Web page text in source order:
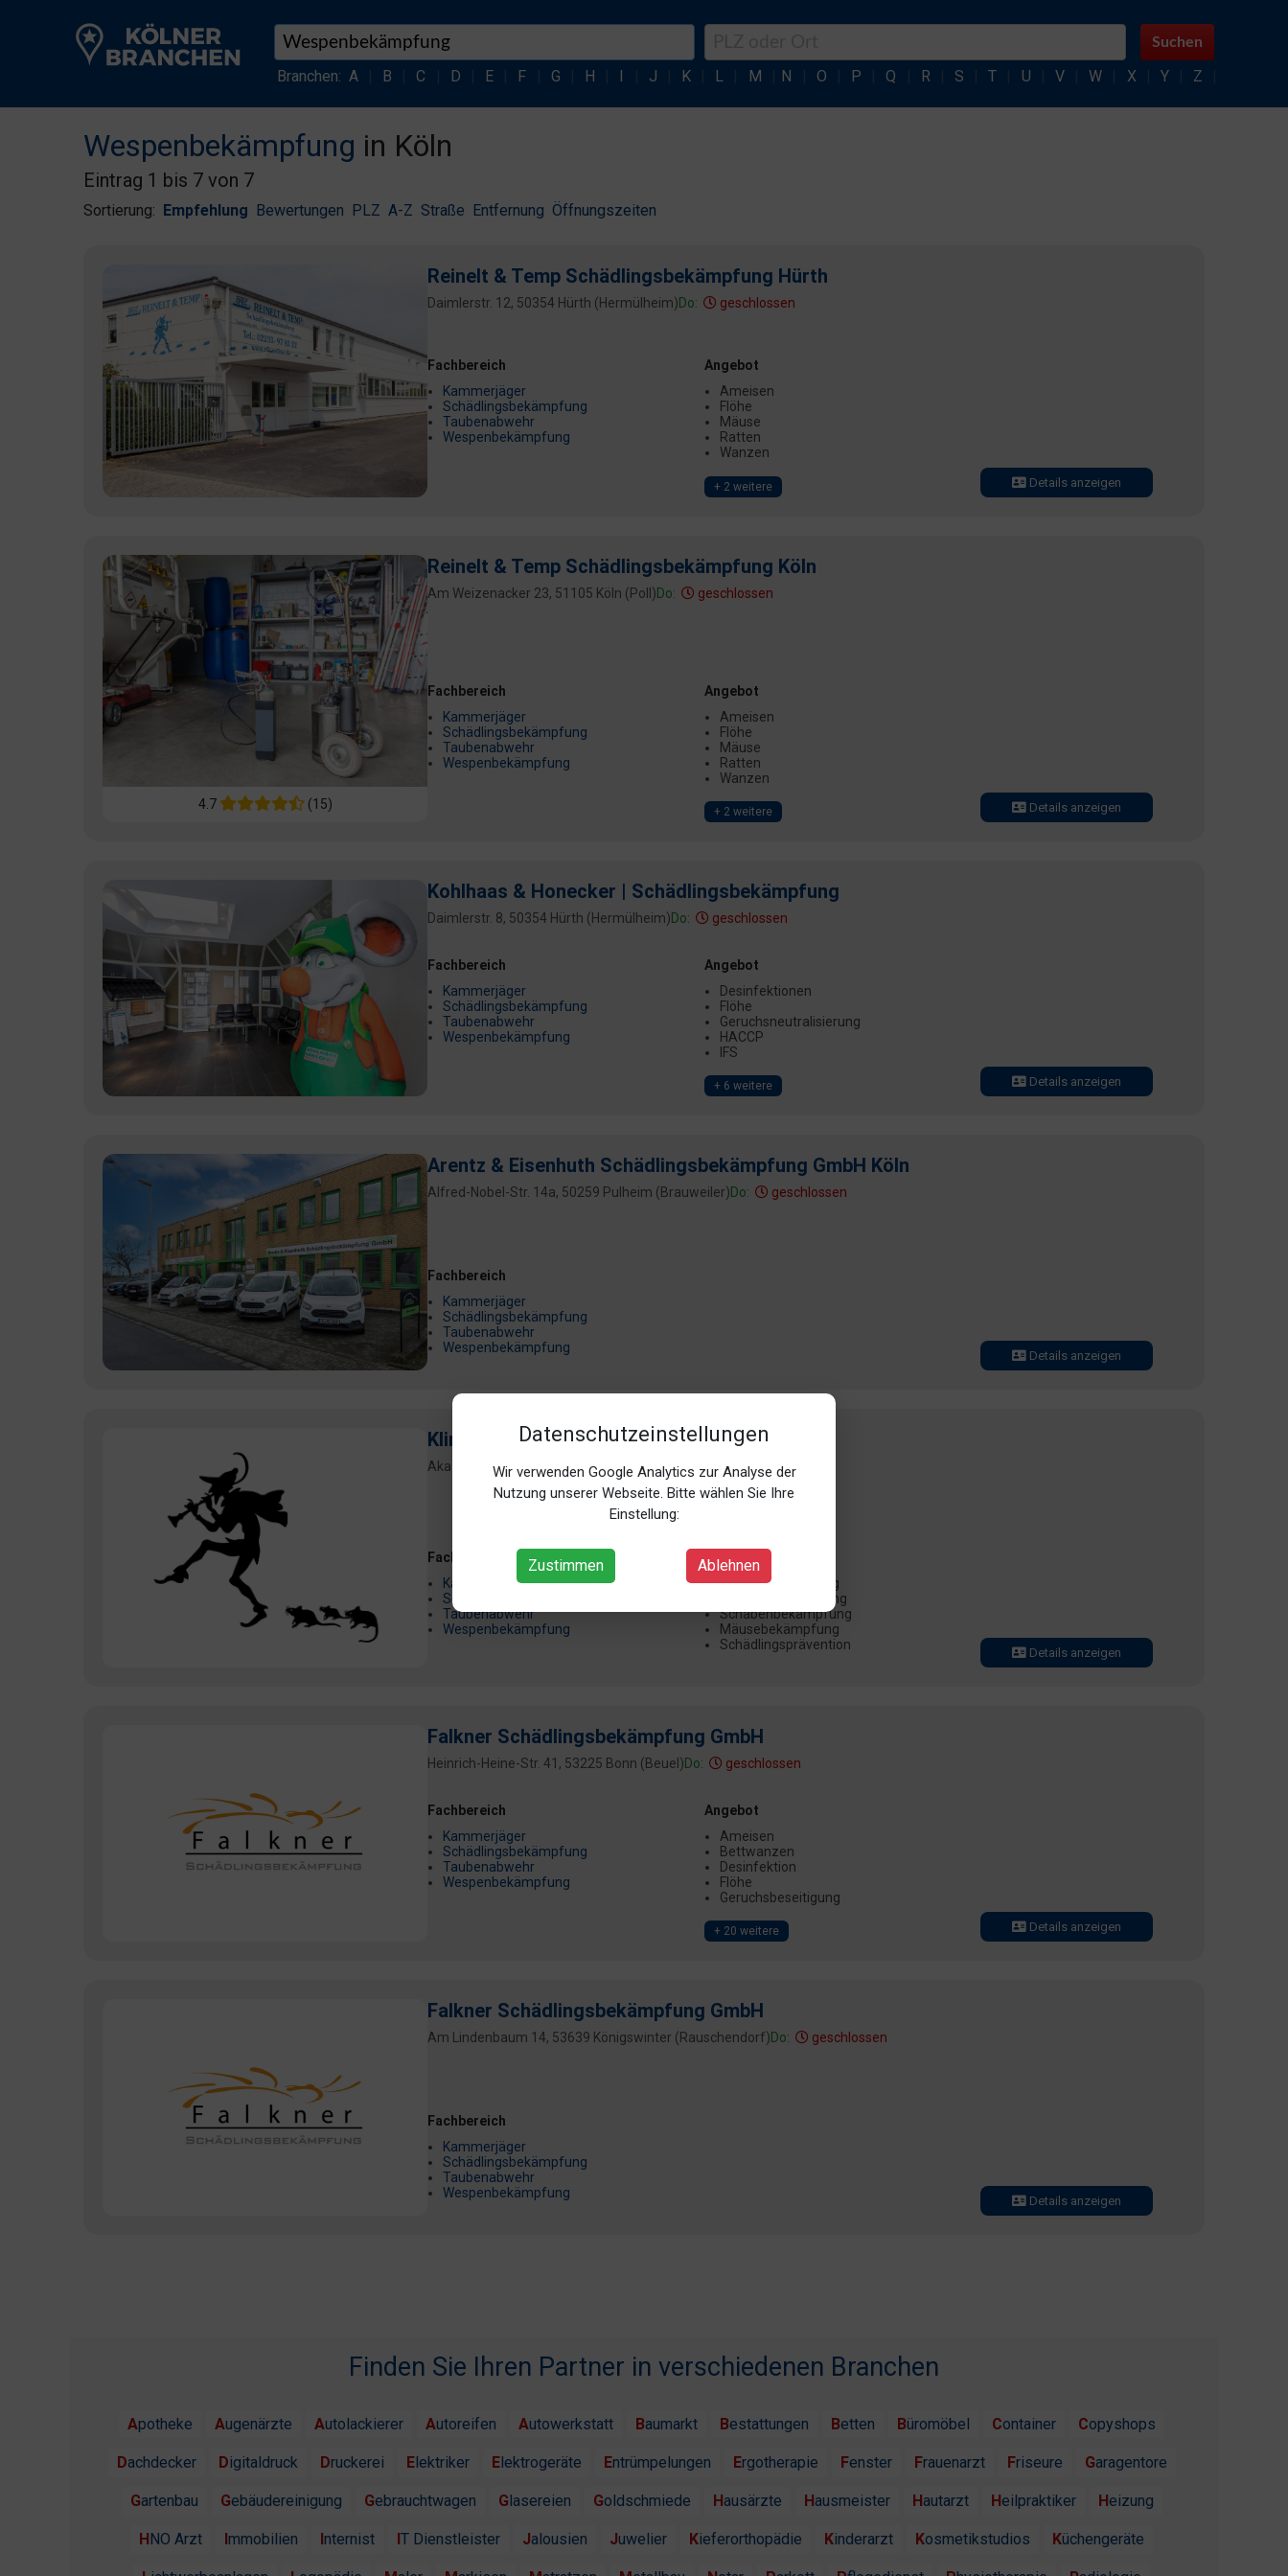
Datenschutzeinstellungen
Wir verwenden Google Analytics zur Analyse der
Nutzung unserer Webseite. Bitte wählen Sie Ihre
Einstellung:
Zustimmen Ablehnen
Suchen
Branchen: A B C D E F G H I J K L M N O P Q R S T U V W X Y Z
Wespenbekämpfung in Köln
Eintrag 1 bis 7 von 7
Sortierung: Empfehlung Bewertungen PLZ A-Z Straße Entfernung Öffnungszeiten
Reinelt & Temp Schädlingsbekämpfung Hürth
Daimlerstr. 12, 50354 Hürth (Hermülheim)Do: geschlossen
Fachbereich
Kammerjäger
Schädlingsbekämpfung
Taubenabwehr
Wespenbekämpfung
Angebot
Ameisen
Flöhe
Mäuse
Ratten
Wanzen
+ 2 weitere Details anzeigen
4.7 (15)
Reinelt & Temp Schädlingsbekämpfung Köln
Am Weizenacker 23, 51105 Köln (Poll)Do: geschlossen
Fachbereich
Kammerjäger
Schädlingsbekämpfung
Taubenabwehr
Wespenbekämpfung
Angebot
Ameisen
Flöhe
Mäuse
Ratten
Wanzen
+ 2 weitere Details anzeigen
Kohlhaas & Honecker | Schädlingsbekämpfung
Daimlerstr. 8, 50354 Hürth (Hermülheim)Do: geschlossen
Fachbereich
Kammerjäger
Schädlingsbekämpfung
Taubenabwehr
Wespenbekämpfung
Angebot
Desinfektionen
Flöhe
Geruchsneutralisierung
HACCP
IFS
+ 6 weitere Details anzeigen
Arentz & Eisenhuth Schädlingsbekämpfung GmbH Köln
Alfred-Nobel-Str. 14a, 50259 Pulheim (Brauweiler)Do: geschlossen
Fachbereich
Kammerjäger
Schädlingsbekämpfung
Taubenabwehr
Wespenbekämpfung
Details anzeigen
Kling Schädlingsbekämpfung Köln
Akazienweg 143, 50827 Köln (Bickendorf)Do: 24h geöffnet
Fachbereich
Kammerjäger
Schädlingsbekämpfung
Taubenabwehr
Wespenbekämpfung
Angebot
Rattenbekämpfung
Wespenbekämpfung
Schabenbekämpfung
Mäusebekämpfung
Schädlingsprävention
Details anzeigen
Falkner Schädlingsbekämpfung GmbH
Heinrich-Heine-Str. 41, 53225 Bonn (Beuel)Do: geschlossen
Fachbereich
Kammerjäger
Schädlingsbekämpfung
Taubenabwehr
Wespenbekämpfung
Angebot
Ameisen
Bettwanzen
Desinfektion
Flöhe
Geruchsbeseitigung
+ 20 weitere Details anzeigen
Falkner Schädlingsbekämpfung GmbH
Am Lindenbaum 14, 53639 Königswinter (Rauschendorf)Do: geschlossen
Fachbereich
Kammerjäger
Schädlingsbekämpfung
Taubenabwehr
Wespenbekämpfung
Details anzeigen
Finden Sie Ihren Partner in verschiedenen Branchen
Apotheke Augenärzte Autolackierer Autoreifen Autowerkstatt Baumarkt Bestattungen Betten Büromöbel Container Copyshops
Dachdecker Digitaldruck Druckerei Elektriker Elektrogeräte Entrümpelungen Ergotherapie Fenster Frauenarzt Friseure Garagentore
Gartenbau Gebäudereinigung Gebrauchtwagen Glasereien Goldschmiede Hausärzte Hausmeister Hautarzt Heilpraktiker Heizung
HNO Arzt Immobilien Internist IT Dienstleister Jalousien Juwelier Kieferorthopädie Kinderarzt Kosmetikstudios Küchengeräte